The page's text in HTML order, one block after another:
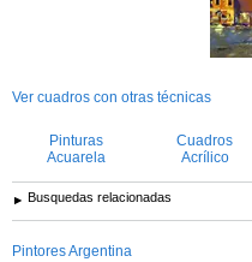
Ver cuadros con otras técnicas
Pinturas
Acuarela
Cuadros
Acrílico
Busquedas relacionadas
Pintores Argentina